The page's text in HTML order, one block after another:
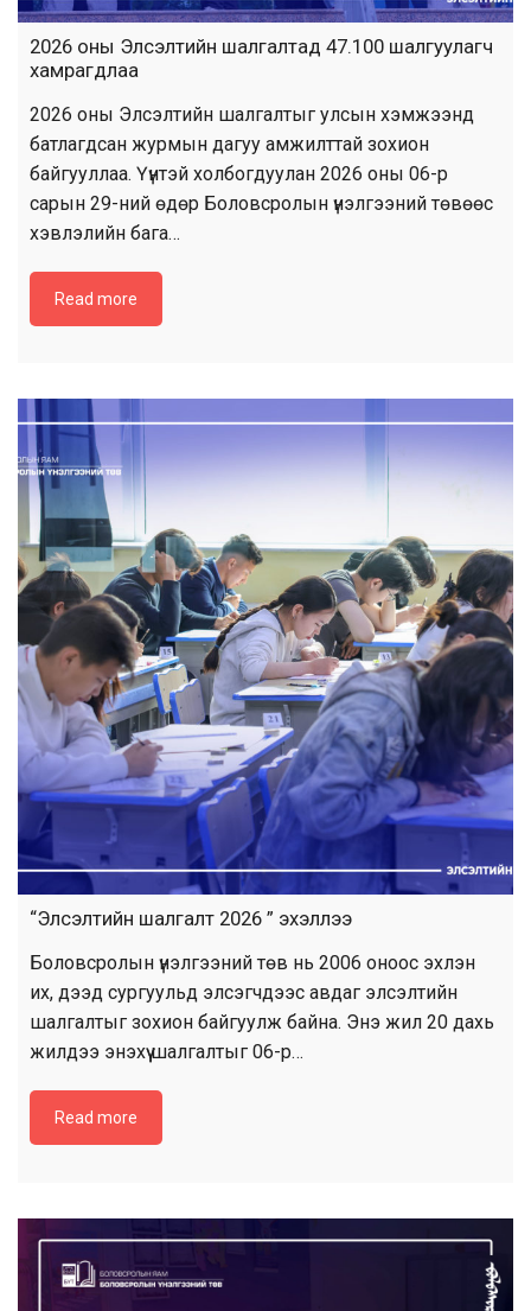
2026 оны Элсэлтийн шалгалтад 47.100 шалгуулагч
хамрагдлаа
2026 оны Элсэлтийн шалгалтыг улсын хэмжээнд
батлагдсан журмын дагуу амжилттай зохион
байгууллаа. Үүнтэй холбогдуулан 2026 оны 06-р
сарын 29-ний өдөр Боловсролын үнэлгээний төвөөс
хэвлэлийн бага…
Read more
“Элсэлтийн шалгалт 2026 ” эхэллээ
Боловсролын үнэлгээний төв нь 2006 оноос эхлэн
их, дээд сургуульд элсэгчдээс авдаг элсэлтийн
шалгалтыг зохион байгуулж байна. Энэ жил 20 дахь
жилдээ энэхүү шалгалтыг 06-р…
Read more